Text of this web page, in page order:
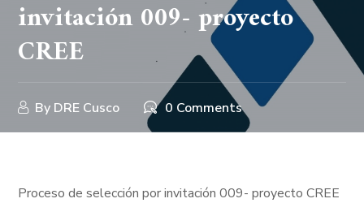
invitación 009- proyecto
CREE
By DRE Cusco 0 Comments
Proceso de selección por invitación 009- proyecto CREE